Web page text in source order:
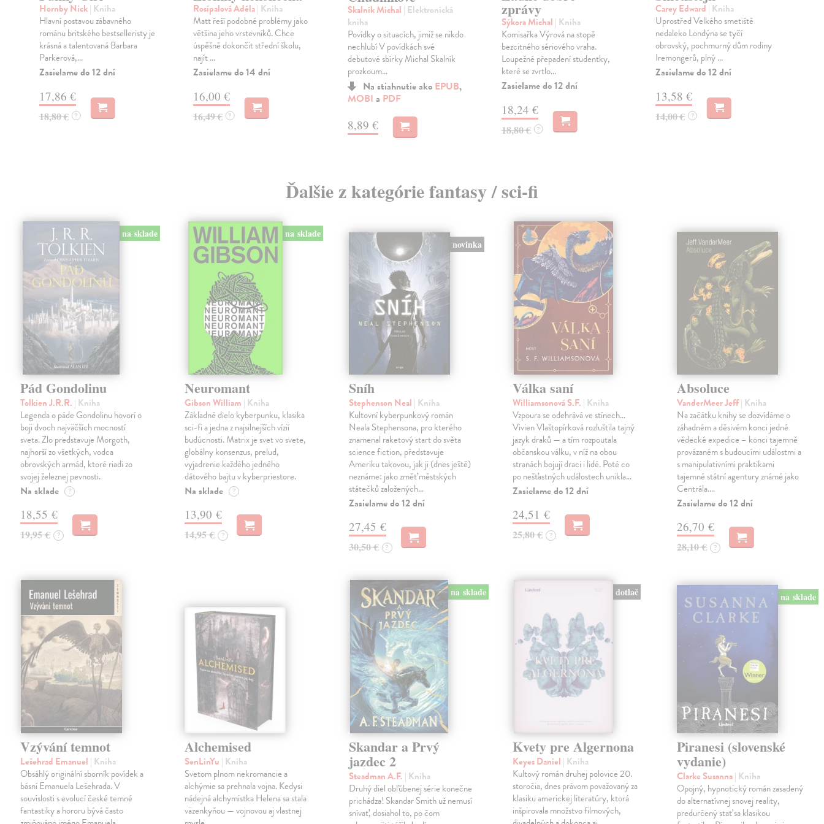
Hornby Nick| Kniha
Hlavní postavou zábavného
románu britského bestselleristy je
krásná a talentovaná Barbara
Parkerová,...
Zasielame do 12 dní
17,86 €
18,80 € ?
Rosípalová Adéla| Kniha
Matt řeší podobné problémy jako
většina jeho vrstevníků. Chce
úspěšně dokončit střední školu,
najít ...
Zasielame do 14 dní
16,00 €
16,49 € ?
Skalník Michal | Elektronická
kniha
Povídky o situacích, jimiž se nikdo
nechlubí V povídkách své
debutové sbírky Michal Skalník
prozkoum...
Na stiahnutie ako EPUB,
MOBI a PDF
8,89 €
zprávy
Sýkora Michal | Kniha
Komisařka Výrová na stopě
bezcitného sériového vraha.
Loupežné přepadení studentky,
které se zvrtlo...
Zasielame do 12 dní
18,24 €
18,80 € ?
Carey Edward | Kniha
Uprostřed Velkého smetiště
nedaleko Londýna se tyčí
obrovský, pochmurný dům rodiny
Iremongerů, plný ...
Zasielame do 12 dní
13,58 €
14,00 € ?
Ďalšie z kategórie fantasy / sci-fi
na sklade
Pád Gondolinu
Tolkien J.R.R. | Kniha
Legenda o páde Gondolinu hovorí o
boji dvoch najväčších mocností
sveta. Zlo predstavuje Morgoth,
najhorší zo všetkých, vodca
obrovských armád, ktoré riadi zo
svojej železnej pevnosti.
Na sklade ?
18,55 €
19,95 € ?
na sklade
Neuromant
Gibson William | Kniha
Základné dielo kyberpunku, klasika
sci-fi a jedna z najsilnejších vízií
budúcnosti. Matrix je svet vo svete,
globálny konsenzus, prelud,
vyjadrenie každého jedného
dátového bajtu v kyberpriestore.
Na sklade ?
13,90 €
14,95 € ?
novinka
Sníh
Stephenson Neal | Kniha
Kultovní kyberpunkový román
Neala Stephensona, pro kterého
znamenal raketový start do světa
science fiction, představuje
Ameriku takovou, jak ji (dnes ještě)
neznáme: jako změť městských
státečků založených…
Zasielame do 12 dní
27,45 €
30,50 € ?
Válka saní
Williamsonová S.F. | Kniha
Vzpoura se odehrává ve stínech…
Vivien Vlaštopírková rozluštila tajný
jazyk draků — a tím rozpoutala
občanskou válku, v níž na obou
stranách bojují draci i lidé. Poté co
po nešťastných událostech unikla…
Zasielame do 12 dní
24,51 €
25,80 € ?
Absoluce
VanderMeer Jeff| Kniha
Na začátku knihy se dozvídáme o
záhadném a děsivém konci jedné
vědecké expedice – konci tajemně
provázaném s budoucími událostmi a
s manipulativními praktikami
tajemné státní agentury známé jako
Centrála.…
Zasielame do 12 dní
26,70 €
28,10 € ?
Vzývání temnot
Lešehrad Emanuel | Kniha
Obsáhlý originální sborník povídek a
básní Emanuela Lešehrada. V
souvislosti s evolucí české temné
fantastiky a hororu bývá často
Alchemised
SenLinYu | Kniha
Svetom plnom nekromancie a
alchýmie sa prehnala vojna. Kedysi
nádejná alchymistka Helena sa stala
väzenkyňou — vojnovou aj vlastnej
na sklade
Skandar a Prvý
jazdec 2
Steadman A.F. | Kniha
Druhý diel obľúbenej série konečne
prichádza! Skandar Smith už nemusí
snívať, dosiahol to, po čom
dotlač
Kvety pre Algernona
Keyes Daniel | Kniha
Kultový román druhej polovice 20.
storočia, dnes právom považovaný za
klasiku americkej literatúry, ktorá
inšpirovala množstvo filmových,
na sklade
Piranesi (slovenské
vydanie)
Clarke Susanna| Kniha
Opojný, hypnotický román zasadený
do alternatívnej snovej reality,
predurčený stať sa klasikou